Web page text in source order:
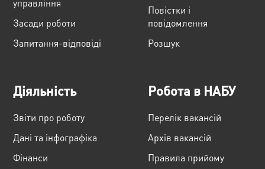
управління
Засади роботи
Запитання-відповіді
Повістки і
повідомлення
Розшук
Діяльність
Звіти про роботу
Дані та інфографіка
Фінанси
Робота в НАБУ
Перелік вакансій
Архів вакансій
Правила прийому